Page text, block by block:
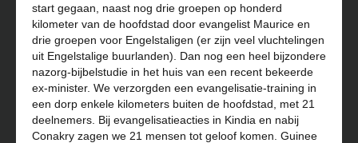
start gegaan, naast nog drie groepen op honderd
kilometer van de hoofdstad door evangelist Maurice en
drie groepen voor Engelstaligen (er zijn veel vluchtelingen
uit Engelstalige buurlanden). Dan nog een heel bijzondere
nazorg-bijbelstudie in het huis van een recent bekeerde
ex-minister. We verzorgden een evangelisatie-training in
een dorp enkele kilometers buiten de hoofdstad, met 21
deelnemers. Bij evangelisatieacties in Kindia en nabij
Conakry zagen we 21 mensen tot geloof komen. Guinee